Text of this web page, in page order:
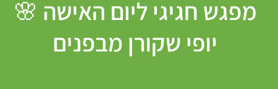
מפגש חגיגי ליום האישה 🌸
יופי שקורן מבפנים